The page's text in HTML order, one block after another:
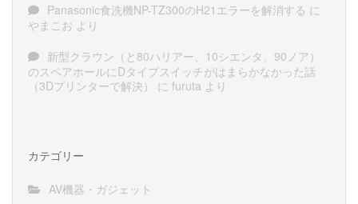
Panasonic食洗機NP-TZ300のH21エラーを解消する に
やまこお より
新型クラウン（と80ハリアー、10シエンタ、90ノア）
のスペアホールにDタイプスイッチがはまらかなかった話
（3Dプリンターで解決）
に furuta より
カテゴリー
AV機器・ガジェット